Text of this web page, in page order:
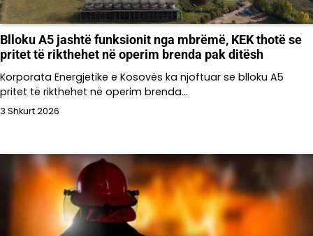
Blloku A5 jashtë funksionit nga mbrëmë, KEK thotë se
pritet të rikthehet në operim brenda pak ditësh
Korporata Energjetike e Kosovës ka njoftuar se blloku A5
pritet të rikthehet në operim brenda…
3 Shkurt 2026